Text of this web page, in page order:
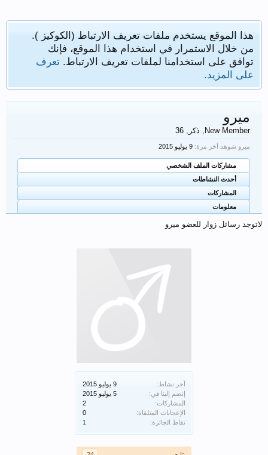
هذا الموقع يستخدم ملفات تعريف الارتباط (الكوكيز ).
من خلال الاستمرار في استخدام هذا الموقع، فإنك
توافق على استخدامنا لملفات تعريف الارتباط. تعرف
على المزيد.
آخر نشاط:
إنضم إلينا في:
المشاركات:
2
الإعجابات المتلقاة:
0
نقاط الجائزة:
1
ميرو
New Member , ذكر, 36
ميرو شوهد آخر مرة:
مشاركات الملف الشخصي
أحدث النشاطات
المشاركات
معلومات
لاتوجد رسائل زوار للعضو ميرو